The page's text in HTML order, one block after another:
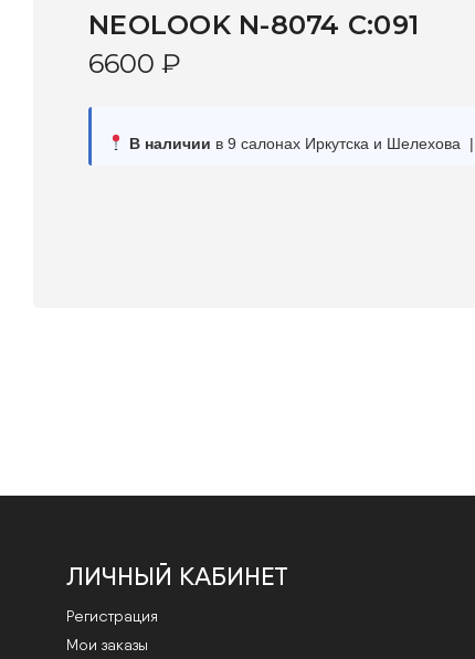
NEOLOOK N-8074 C:091
6600 ₽
В наличии в 9 салонах Иркутска и Шелехова |
ЛИЧНЫЙ КАБИНЕТ
Регистрация
Мои заказы